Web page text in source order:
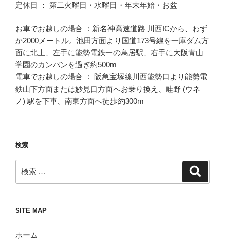
定休日 ： 第二火曜日・水曜日・年末年始・お盆
お車でお越しの場合 ：新名神高速道路 川西ICから、わず
か2000メートル。池田方面より国道173号線を一庫ダム方
面に北上、左手に能勢電鉄一の鳥居駅、右手に大阪青山
学園のカンバンを過ぎ約500m
電車でお越しの場合 ： 阪急宝塚線川西能勢口より能勢電
鉄山下方面または妙見口方面へお乗り換え、畦野 (ウネ
ノ) 駅を下車、南東方面へ徒歩約300m
検索
索:
SITE MAP
ホーム